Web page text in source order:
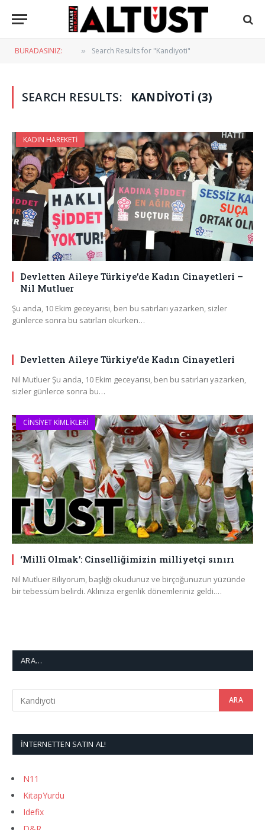
BURADASINIZ: » Search Results for "Kandiyoti"
SEARCH RESULTS: KANDIYOTI (3)
KADIN HAREKETI
Devletten Aileye Türkiye’de Kadın Cinayetleri –
Nil Mutluer
Şu anda, 10 Ekim geceyarısı, ben bu satırları yazarken, sizler
günlerce sonra bu satırları okurken…
Devletten Aileye Türkiye’de Kadın Cinayetleri
Nil Mutluer Şu anda, 10 Ekim geceyarısı, ben bu satırları yazarken,
sizler günlerce sonra bu…
CINSIYET KIMLIKLERI
‘Millî Olmak’: Cinselliğimizin milliyetçi sınırı
Nil Mutluer Biliyorum, başlığı okudunuz ve birçoğunuzun yüzünde
bir tebessüm belirdi. Aklınıza ergenlik dönemleriniz geldi.…
ARA…
İNTERNETTEN SATIN AL!
N11
KitapYurdu
Idefix